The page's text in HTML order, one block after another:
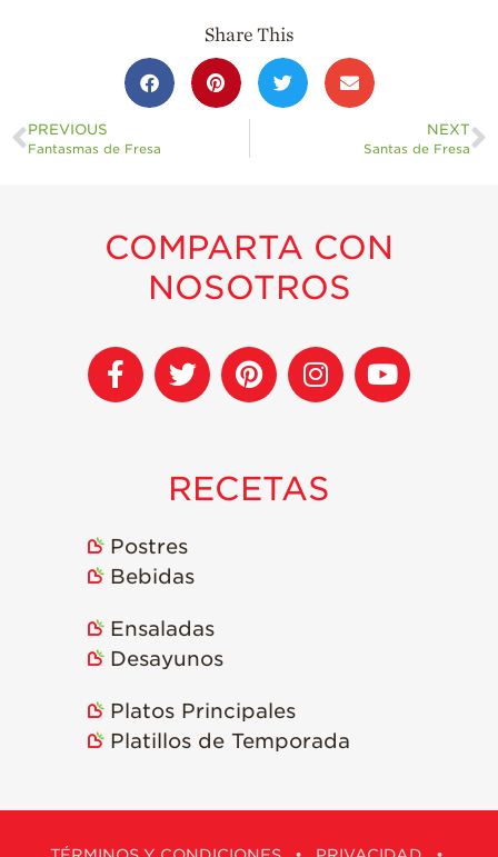
Share This
PREVIOUS
Fantasmas de Fresa
NEXT
Santas de Fresa
COMPARTA CON
NOSOTROS
RECETAS
Postres
Bebidas
Ensaladas
Desayunos
Platos Principales
Platillos de Temporada